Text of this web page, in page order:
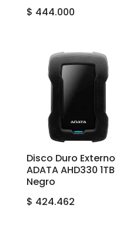
$ 444.000
Disco Duro Externo
ADATA AHD330 1TB
Negro
$ 424.462